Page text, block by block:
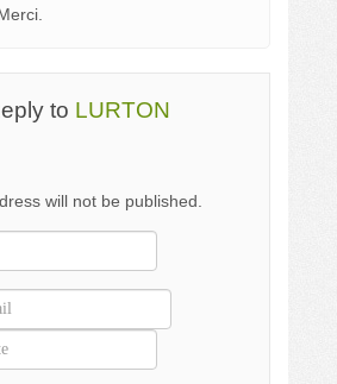
to LURTON
will not be published.